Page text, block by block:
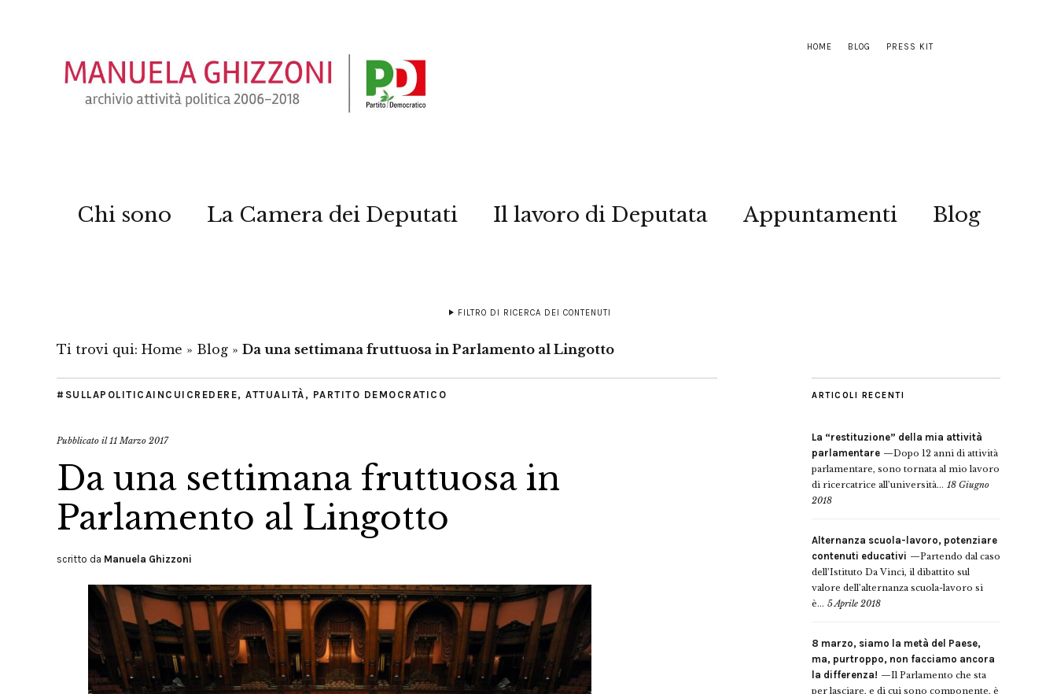
HOME BLOG PRESS KIT
Chi sono La Camera dei Deputati Il lavoro di Deputata Appuntamenti Blog
FILTRO DI RICERCA DEI CONTENUTI
Ti trovi qui: Home » Blog » Da una settimana fruttuosa in Parlamento al Lingotto
#SULLAPOLITICAINCUICREDERE, ATTUALITÀ , PARTITO DEMOCRATICO
Pubblicato il11 Marzo 2017
Da una settimana fruttuosa in
Parlamento al Lingotto
scritto da Manuela Ghizzoni
ARTICOLI RECENTI
La “restituzione” della mia attività
parlamentare
Dopo 12 anni di attività
parlamentare, sono tornata al mio lavoro
di ricercatrice all’università... 18 Giugno
2018
Alternanza scuola-lavoro, potenziare
contenuti educativi
Partendo dal caso
dell’Istituto Da Vinci, il dibattito sul
valore dell’alternanza scuola-lavoro si
è... 5 Aprile 2018
8 marzo, siamo la metà del Paese,
ma, purtroppo, non facciamo ancora
la differenza!
Il Parlamento che sta
per lasciare, e di cui sono componente, è